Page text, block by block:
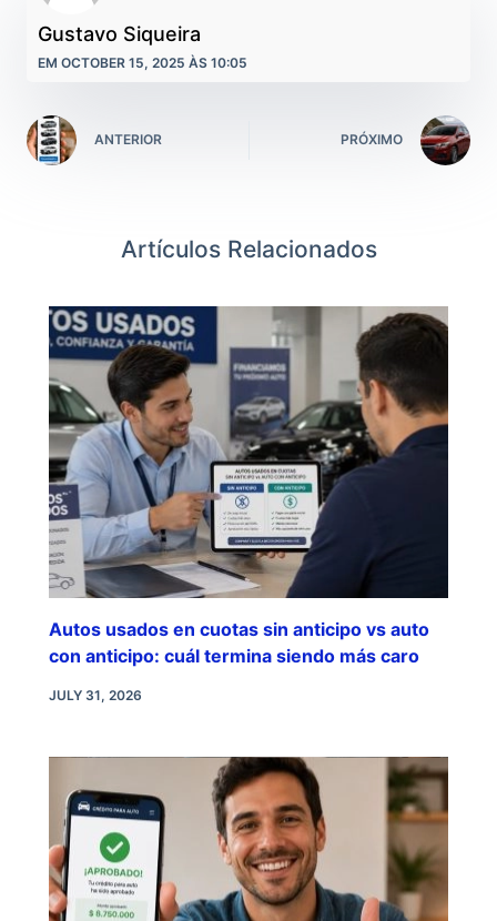
Gustavo Siqueira
EM OCTOBER 15, 2025 ÀS 10:05
ANTERIOR PRÓXIMO
Artículos Relacionados
Autos usados en cuotas sin anticipo vs auto
con anticipo: cuál termina siendo más caro
JULY 31, 2026